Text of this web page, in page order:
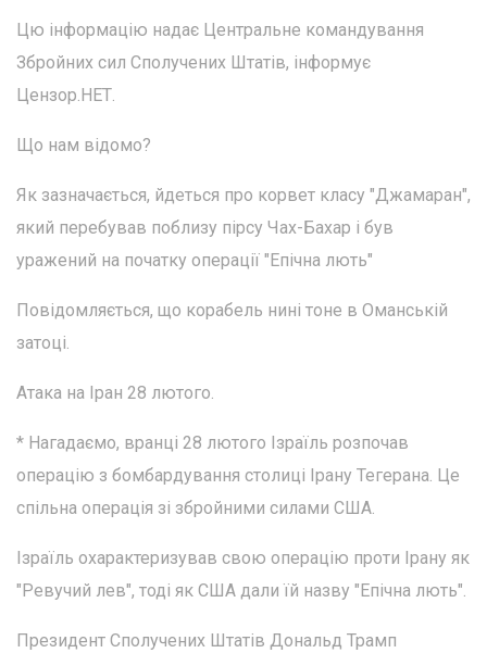
Цю інформацію надає Центральне командування
Збройних сил Сполучених Штатів, інформує
Цензор.НЕТ.
Що нам відомо?
Як зазначається, йдеться про корвет класу "Джамаран",
який перебував поблизу пірсу Чах-Бахар і був
уражений на початку операції "Епічна лють"
Повідомляється, що корабель нині тоне в Оманській
затоці.
Атака на Іран 28 лютого.
* Нагадаємо, вранці 28 лютого Ізраїль розпочав
операцію з бомбардування столиці Ірану Тегерана. Це
спільна операція зі збройними силами США.
Ізраїль охарактеризував свою операцію проти Ірану як
"Ревучий лев", тоді як США дали їй назву "Епічна лють".
Президент Сполучених Штатів Дональд Трамп